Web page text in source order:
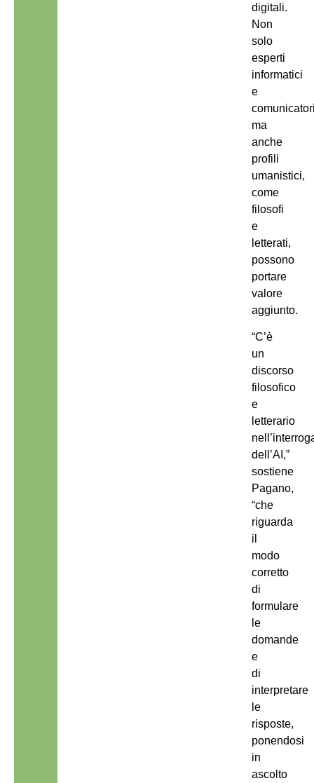
digitali.
Non
solo
esperti
informatici
e
ma
anche
profili
umanistici,
come
filosofi
e
letterati,
possono
portare
valore
aggiunto.
“C’è
un
discorso
filosofico
e
letterario
dell’AI,”
sostiene
Pagano,
“che
riguarda
il
modo
corretto
di
formulare
le
domande
e
di
interpretare
le
risposte,
ponendosi
in
ascolto